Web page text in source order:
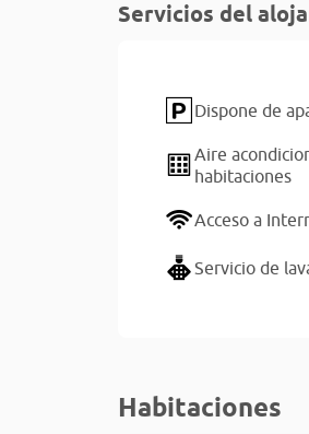
Servicios del
Dispone de
Aire
habitaciones
Acceso a
Servicio de
Habitaciones